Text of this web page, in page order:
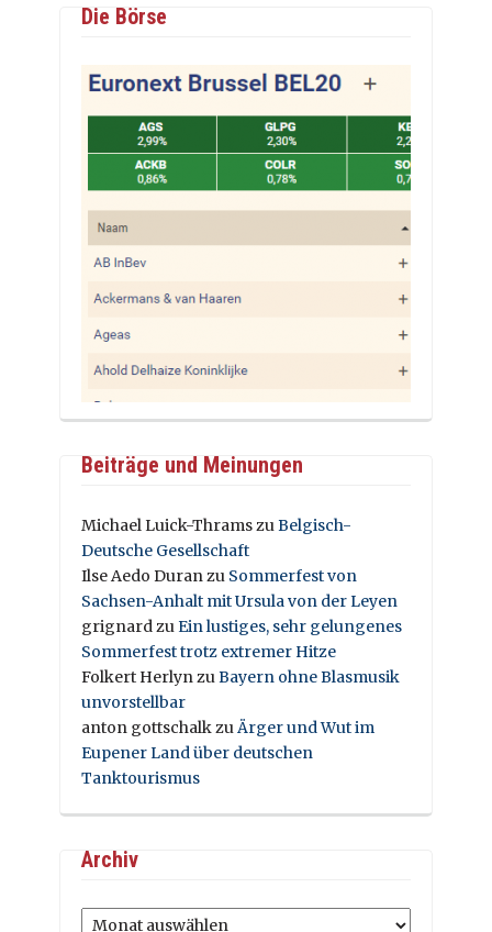
Die Börse
Beiträge und Meinungen
Michael Luick-ThramszuBelgisch-
Deutsche Gesellschaft
Ilse Aedo Duranzu Sommerfest von
Sachsen-Anhalt mit Ursula von der Leyen
grignardzuEin lustiges, sehr gelungenes
Sommerfest trotz extremer Hitze
Folkert HerlynzuBayern ohne Blasmusik
unvorstellbar
anton gottschalkzuÄrger und Wut im
Eupener Land über deutschen
Tanktourismus
Archiv
Archiv